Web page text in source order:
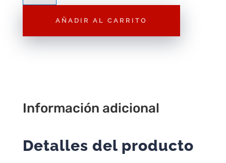
Vampiresa
AÑADIR AL CARRITO
Información adicional
Detalles del producto